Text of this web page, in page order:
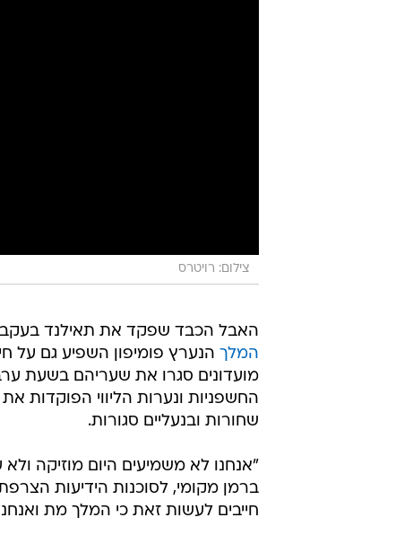
צילום: רויטרס
האבל הכבד שפקד את תאילנד
המלך הנערץ פומיפון השפיע גם על
מועדונים סגרו את שעריהם בשעת
החשפניות ונערות הליווי הפוקדות
שחורות ובנעליים סגורות.
"אנחנו לא משמיעים היום מוזיקה
ברמן מקומי, לסוכנות הידיעות
חייבים לעשות זאת כי המלך מת